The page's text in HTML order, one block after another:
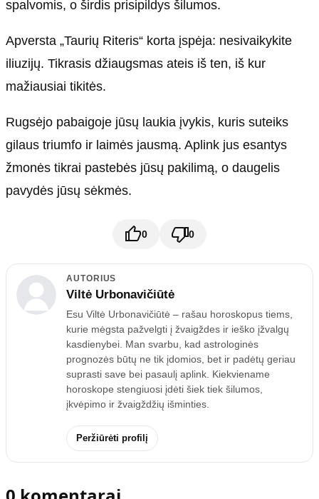
spalvomis, o širdis prisipildys šilumos.
Apversta „Taurių Riteris“ korta įspėja: nesivaikykite
iliuzijų. Tikrasis džiaugsmas ateis iš ten, iš kur
mažiausiai tikitės.
Rugsėjo pabaigoje jūsų laukia įvykis, kuris suteiks
gilaus triumfo ir laimės jausmą. Aplink jus esantys
žmonės tikrai pastebės jūsų pakilimą, o daugelis
pavydės jūsų sėkmės.
0 0
AUTORIUS
Viltė Urbonavičiūtė
Esu Viltė Urbonavičiūtė – rašau horoskopus tiems,
kurie mėgsta pažvelgti į žvaigždes ir ieško įžvalgų
kasdienybei. Man svarbu, kad astrologinės
prognozės būtų ne tik įdomios, bet ir padėtų geriau
suprasti save bei pasaulį aplink. Kiekviename
horoskope stengiuosi įdėti šiek tiek šilumos,
įkvėpimo ir žvaigždžių išminties.
Peržiūrėti profilį